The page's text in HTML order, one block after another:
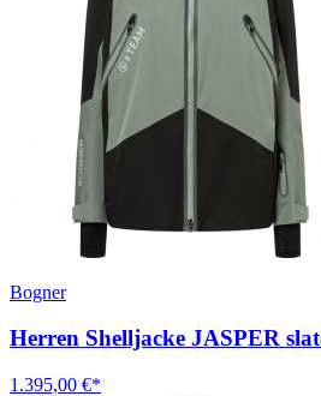
Bogner
Herren Shelljacke JASPER
1.395,00 €*